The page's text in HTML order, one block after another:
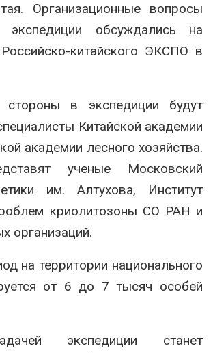
Организационные вопросы
экспедиции обсуждались на
китайского ЭКСПО в
стороны в экспедиции будут
Китайской академии
академии лесного хозяйства.
ученые Московский
им. Алтухова, Институт
криолитозоны СО РАН и
организаций.
на территории национального
от 6 до 7 тысяч особей
экспедиции станет